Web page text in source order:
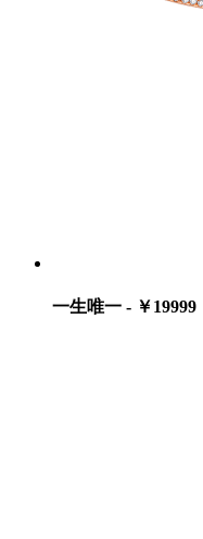
一生唯一 - ￥19999